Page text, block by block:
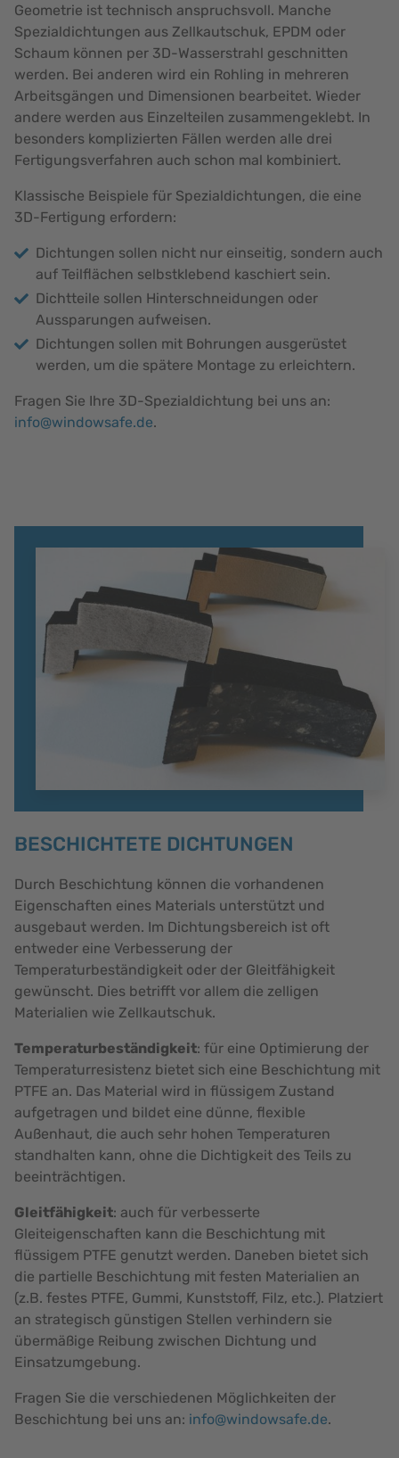
Geometrie ist technisch anspruchsvoll. Manche
Spezialdichtungen aus Zellkautschuk, EPDM oder
Schaum können per 3D-Wasserstrahl geschnitten
werden. Bei anderen wird ein Rohling in mehreren
Arbeitsgängen und Dimensionen bearbeitet. Wieder
andere werden aus Einzelteilen zusammengeklebt. In
besonders komplizierten Fällen werden alle drei
Fertigungsverfahren auch schon mal kombiniert.
Klassische Beispiele für Spezialdichtungen, die eine
3D-Fertigung erfordern:
Dichtungen sollen nicht nur einseitig, sondern auch
auf Teilflächen selbstklebend kaschiert sein.
Dichtteile sollen Hinterschneidungen oder
Aussparungen aufweisen.
Dichtungen sollen mit Bohrungen ausgerüstet
werden, um die spätere Montage zu erleichtern.
Fragen Sie Ihre 3D-Spezialdichtung bei uns an:
info@windowsafe.de.
BESCHICHTETE DICHTUNGEN
Durch Beschichtung können die vorhandenen
Eigenschaften eines Materials unterstützt und
ausgebaut werden. Im Dichtungsbereich ist oft
entweder eine Verbesserung der
Temperaturbeständigkeit oder der Gleitfähigkeit
gewünscht. Dies betrifft vor allem die zelligen
Materialien wie Zellkautschuk.
Temperaturbeständigkeit: für eine Optimierung der
Temperaturresistenz bietet sich eine Beschichtung mit
PTFE an. Das Material wird in flüssigem Zustand
aufgetragen und bildet eine dünne, flexible
Außenhaut, die auch sehr hohen Temperaturen
standhalten kann, ohne die Dichtigkeit des Teils zu
beeinträchtigen.
Gleitfähigkeit: auch für verbesserte
Gleiteigenschaften kann die Beschichtung mit
flüssigem PTFE genutzt werden. Daneben bietet sich
die partielle Beschichtung mit festen Materialien an
(z.B. festes PTFE, Gummi, Kunststoff, Filz, etc.). Platziert
an strategisch günstigen Stellen verhindern sie
übermäßige Reibung zwischen Dichtung und
Einsatzumgebung.
Fragen Sie die verschiedenen Möglichkeiten der
Beschichtung bei uns an: info@windowsafe.de.